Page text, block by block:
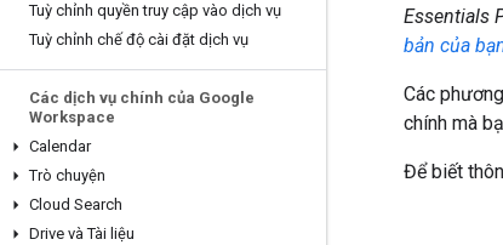
Tuỳ chỉnh quyền truy cập vào dịch vụ
Tuỳ chỉnh chế độ cài đặt dịch vụ
Các dịch vụ chính của Google
Workspace
Calendar
Trò chuyện
Cloud Search
Drive và Tài liệu
Essentials
bản của
Các
chính mà
Để biết